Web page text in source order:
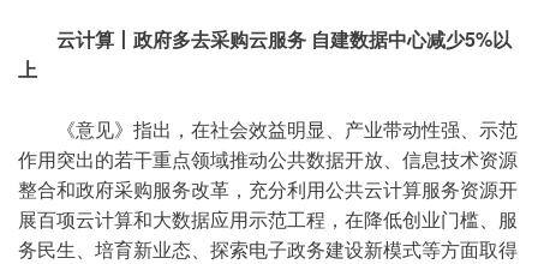
云计算丨政府多去采购云服务 自建数据中心减少5%以
上
《意见》指出，在社会效益明显、产业带动性强、示范
作用突出的若干重点领域推动公共数据开放、信息技术资源
整合和政府采购服务改革，充分利用公共云计算服务资源开
展百项云计算和大数据应用示范工程，在降低创业门槛、服
务民生、培育新业态、探索电子政务建设新模式等方面取得